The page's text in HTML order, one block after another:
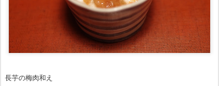
長芋の梅肉和え